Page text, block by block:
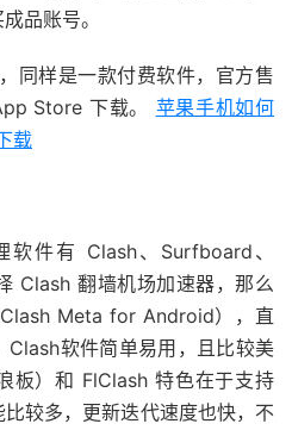
品账号。
同样是一款付费软件，官方售
Store 下载。 苹果手机如何
载
件有 Clash、Surfboard、
Clash 翻墙机场加速器，那么
Meta for Android），直
Clash软件简单易用，且比较美
板）和 FlClash 特色在于支持
较多，更新迭代速度也快，不